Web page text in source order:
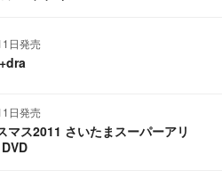
日発売
日発売
マス2011 さいたまスーパーアリ